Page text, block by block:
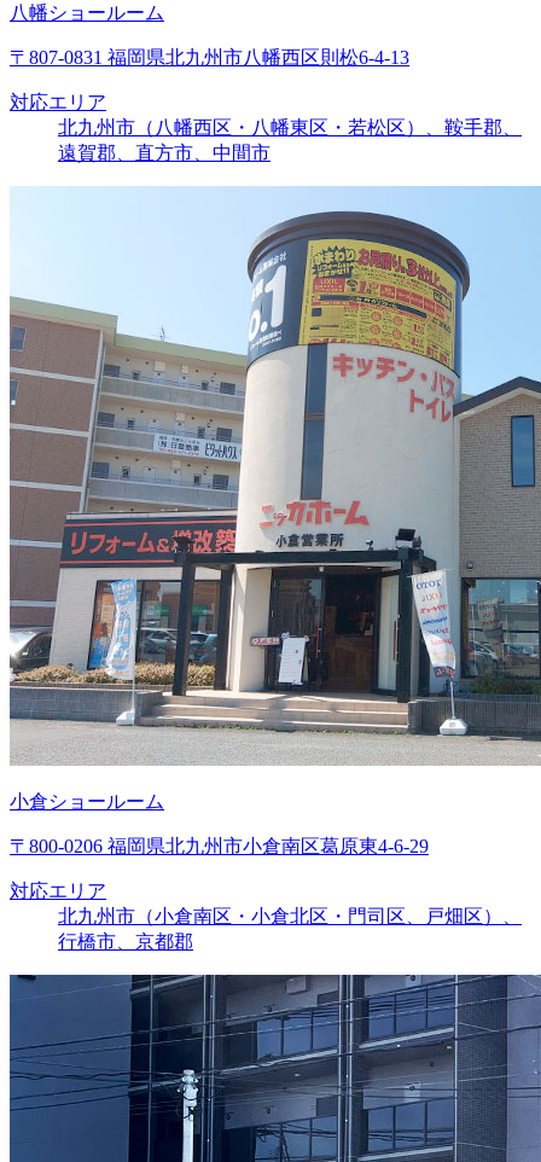
八幡ショールーム
〒807-0831 福岡県北九州市八幡西区則松6-4-13
対応エリア
北九州市（八幡西区・八幡東区・若松区）、鞍手郡、
遠賀郡、直方市、中間市
小倉ショールーム
〒800-0206 福岡県北九州市小倉南区葛原東4-6-29
対応エリア
北九州市（小倉南区・小倉北区・門司区、戸畑区）、
行橋市、京都郡